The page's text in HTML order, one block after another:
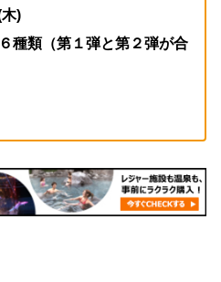
)
種類（第１弾と第２弾が合